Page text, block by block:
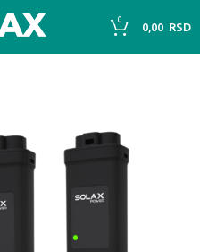
0
0,00 RSD